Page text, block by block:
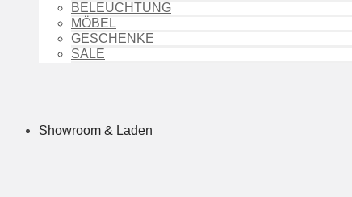
BELEUCHTUNG
MÖBEL
GESCHENKE
SALE
Showroom & Laden